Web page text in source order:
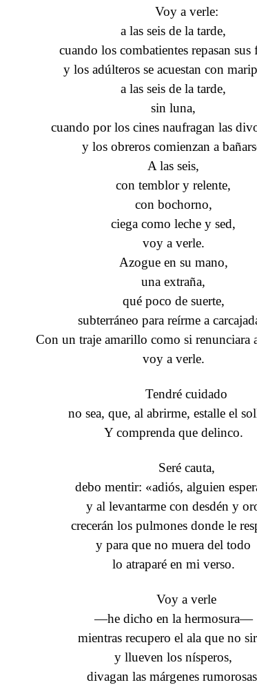
Voy a verle:
a las seis de la tarde,
cuando los combatientes repasan sus
y los adúlteros se acuestan con
a las seis de la tarde,
sin luna,
cuando por los cines naufragan las
y los obreros comienzan a
A las seis,
con temblor y relente,
con bochorno,
ciega como leche y sed,
voy a verle.
Azogue en su mano,
una extraña,
qué poco de suerte,
subterráneo para reírme a
Con un traje amarillo como si renunciara
voy a verle.
Tendré cuidado
no sea, que, al abrirme, estalle el
Y comprenda que delinco.
Seré cauta,
debo mentir: «adiós, alguien
y al levantarme con desdén y
crecerán los pulmones donde le
y para que no muera del todo
lo atraparé en mi verso.
Voy a verle
—he dicho en la hermosura—
mientras recupero el ala que no
y llueven los nísperos,
divagan las márgenes